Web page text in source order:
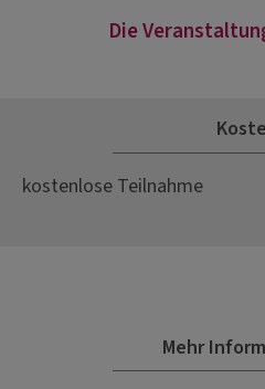
Die
kostenlose Teilnahme
Mehr